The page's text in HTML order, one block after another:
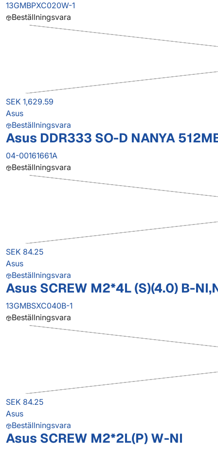
13GMBPXC020W-1
Beställningsvara
SEK 1,629.59
Asus
Beställningsvara
Asus DDR333 SO-D NANYA
04-00161661A
Beställningsvara
SEK 84.25
Asus
Beställningsvara
Asus SCREW M2*4L (S)(4.0) B-
13GMBSXC040B-1
Beställningsvara
SEK 84.25
Asus
Beställningsvara
Asus SCREW M2*2L(P) W-NI